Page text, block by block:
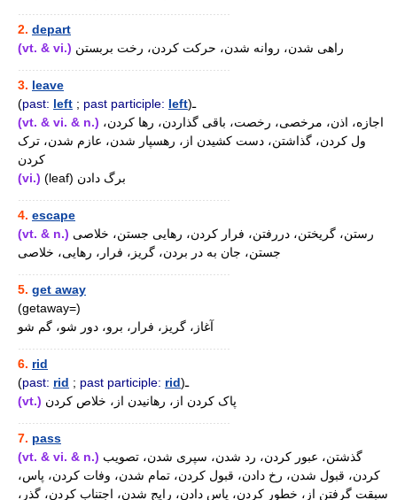
2. depart
(vt. & vi.) راهی شدن، روانه شدن، حرکت کردن، رخت بربستن
3. leave
(past: left ; past participle: left )ـ
(vt. & vi. & n.)
ول کردن، گذاشتن، دست کشیدن از، رهسپار شدن، عازم شدن، ترک
کردن
(vi.)
(leaf) برگ دادن
4. escape
(vt. & n.)
جستن، جان به در بردن، گریز، فرار، رهایی، خلاصی
5. get away
(getaway=)
آغاز، گریز، فرار، برو، دور شو، گم شو
6. rid
(past: rid ; past participle: rid )ـ
(vt.) پاک کردن از، رهانیدن از، خلاص کردن
7. pass
(vt. & vi. & n.)
کردن، قبول شدن، رخ دادن، قبول کردن، تمام شدن، وفات کردن، پاس،
سبقت گرفتن از، خطور کردن، پاس دادن، رایج شدن، اجتناب کردن، گذر،